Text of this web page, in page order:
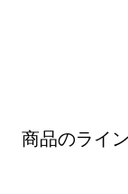
商品のライ